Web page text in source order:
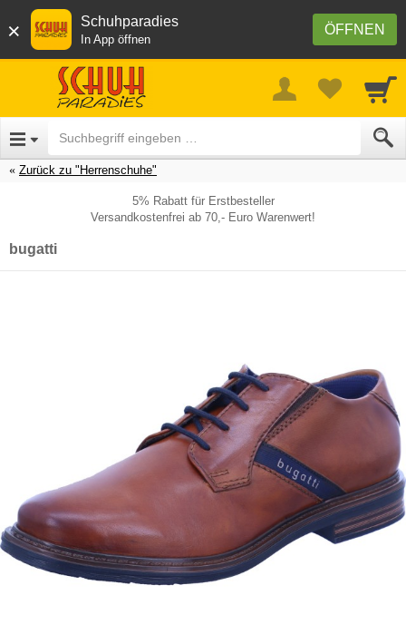
× ÖFFNEN
Schuhparadies
In App öffnen
Zurück zu "Herrenschuhe"
5% Rabatt für Erstbesteller
Versandkostenfrei ab 70,- Euro Warenwert!
bugatti